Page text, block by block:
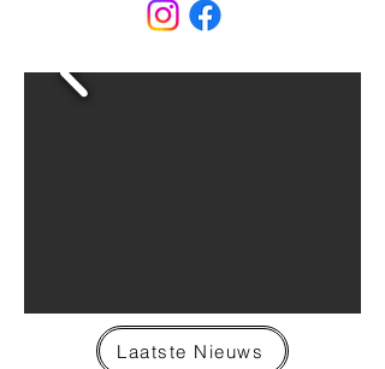
Laatste Nieuws